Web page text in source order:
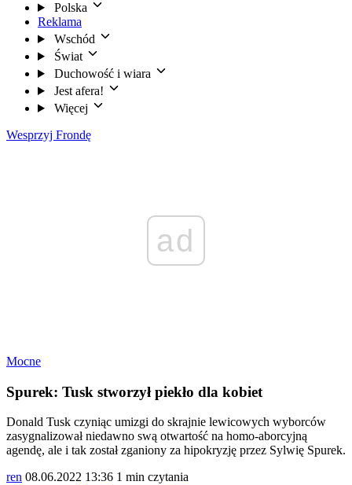
Polska
Reklama
Wschód
Świat
Duchowość i wiara
Jest afera!
Więcej
Wesprzyj Frondę
ad
Mocne
Spurek: Tusk stworzył piekło dla kobiet
Donald Tusk czyniąc umizgi do skrajnie lewicowych wyborców
zasygnalizował niedawno swą otwartość na homo-aborcyjną
agendę, ale i tak został zganiony za hipokryzję przez Sylwię Spurek.
ren 08.06.2022 13:36 1 min czytania